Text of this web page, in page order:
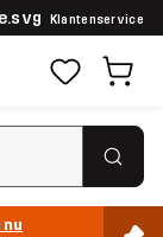
Klantenservice
nu